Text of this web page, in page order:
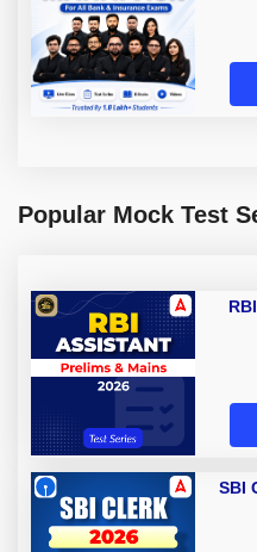
Popular Mock Test
SBI